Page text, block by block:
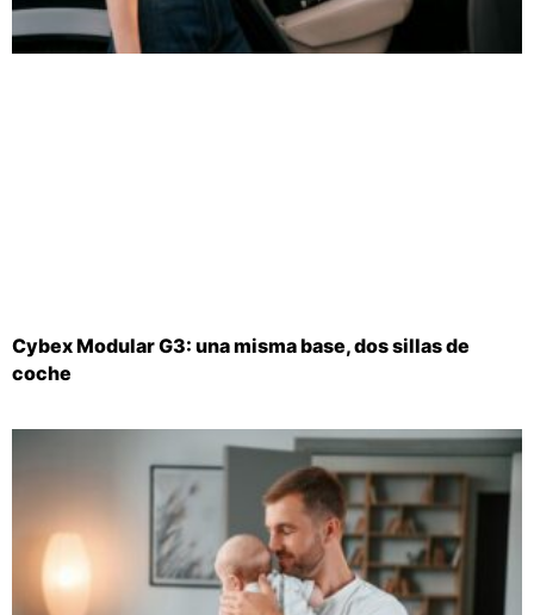
Cybex Modular G3: una misma base, dos sillas de
coche